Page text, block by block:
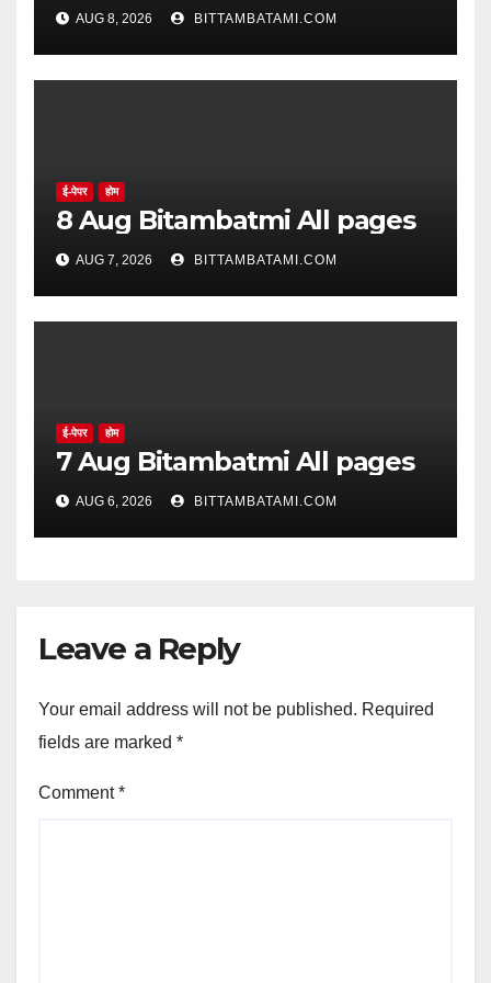
सिद्ध झाले नाहीत
AUG 8, 2026 BITTAMBATAMI.COM
ई-पेपर होम
8 Aug Bitambatmi All pages
AUG 7, 2026 BITTAMBATAMI.COM
ई-पेपर होम
7 Aug Bitambatmi All pages
AUG 6, 2026 BITTAMBATAMI.COM
Leave a Reply
Your email address will not be published. Required
fields are marked *
Comment*